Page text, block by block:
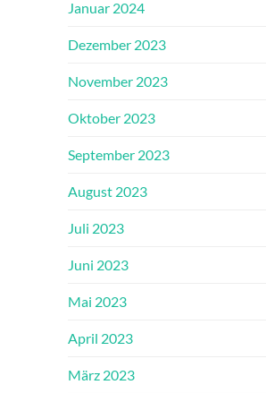
Januar 2024
Dezember 2023
November 2023
Oktober 2023
September 2023
August 2023
Juli 2023
Juni 2023
Mai 2023
April 2023
März 2023